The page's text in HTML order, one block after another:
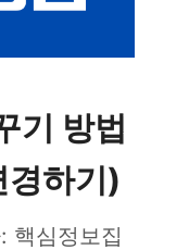
기 방법
경하기)
핵심정보집